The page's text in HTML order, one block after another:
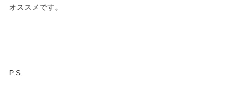
オススメです。
P.S.